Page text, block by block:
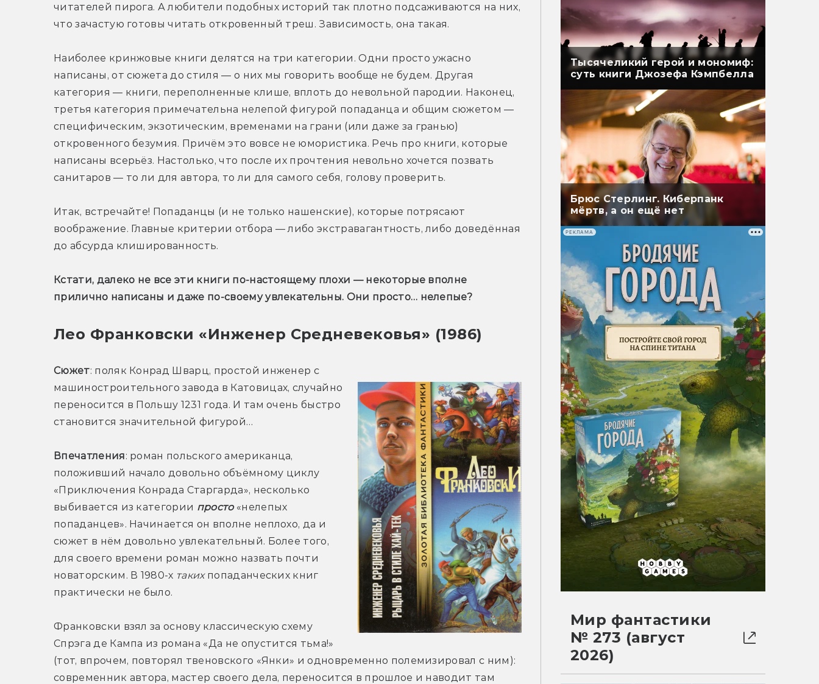
читателей пирога. А любители подобных историй так плотно подсаживаются на них,
что зачастую готовы читать откровенный треш. Зависимость, она такая.
Наиболее кринжовые книги делятся на три категории. Одни просто ужасно
написаны, от сюжета до стиля — о них мы говорить вообще не будем. Другая
категория — книги, переполненные клише, вплоть до невольной пародии. Наконец,
третья категория примечательна нелепой фигурой попаданца и общим сюжетом —
специфическим, экзотическим, временами на грани (или даже за гранью)
откровенного безумия. Причём это вовсе не юмористика. Речь про книги, которые
написаны всерьёз. Настолько, что после их прочтения невольно хочется позвать
санитаров — то ли для автора, то ли для самого себя, голову проверить.
Итак, встречайте! Попаданцы (и не только нашенские), которые потрясают
воображение. Главные критерии отбора — либо экстравагантность, либо доведённая
до абсурда клишированность.
Кстати, далеко не все эти книги по-настоящему плохи — некоторые вполне
прилично написаны и даже по-своему увлекательны. Они просто… нелепые?
Лео Франковски «Инженер Средневековья» (1986)
Сюжет: поляк Конрад Шварц, простой инженер с
машиностроительного завода в Катовицах, случайно
переносится в Польшу 1231 года. И там очень быстро
становится значительной фигурой…
Впечатления: роман польского американца,
положивший начало довольно объёмному циклу
«Приключения Конрада Старгарда», несколько
выбивается из категории просто «нелепых
попаданцев». Начинается он вполне неплохо, да и
сюжет в нём довольно увлекательный. Более того,
для своего времени роман можно назвать почти
новаторским. В 1980-х таких попаданческих книг
практически не было.
Франковски взял за основу классическую схему
Спрэга де Кампа из романа «Да не опустится тьма!»
(тот, впрочем, повторял твеновского «Янки» и одновременно полемизировал с ним):
современник автора, мастер своего дела, переносится в прошлое и наводит там
Тысячеликий герой и мономиф:
суть книги Джозефа Кэмпбелла
Брюс Стерлинг. Киберпанк
мёртв, а он ещё нет
РЕКЛАМА
Мир фантастики
№ 273 (август
2026)